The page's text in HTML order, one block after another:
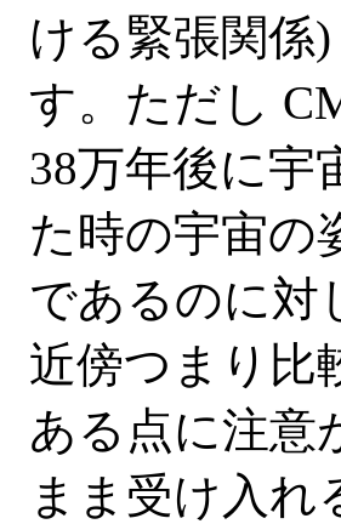
ける緊張関係
す。ただし
38万年後に宇
た時の宇宙の
であるのに対
近傍つまり比
ある点に注意
まま受け入れ